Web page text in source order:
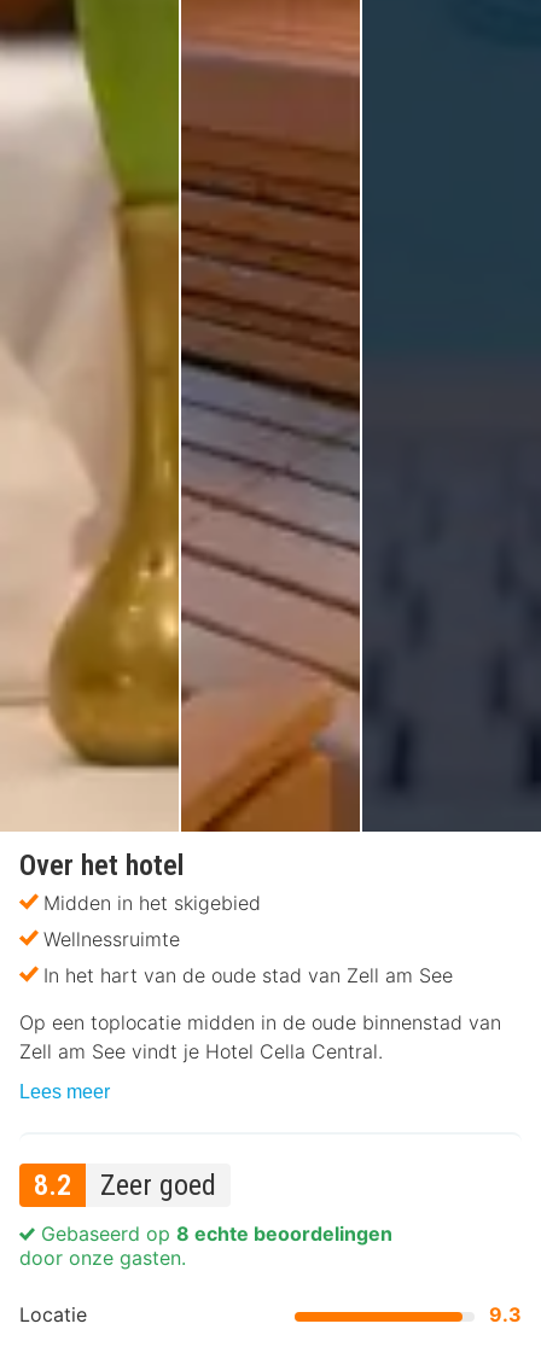
Over het hotel
Midden in het skigebied
Wellnessruimte
In het hart van de oude stad van Zell am See
Op een toplocatie midden in de oude binnenstad van
Zell am See vindt je Hotel Cella Central.
Lees meer
8.2 Zeer goed
Locatie
9.3
Gebaseerd op 8 echte beoordelingen
door onze gasten.